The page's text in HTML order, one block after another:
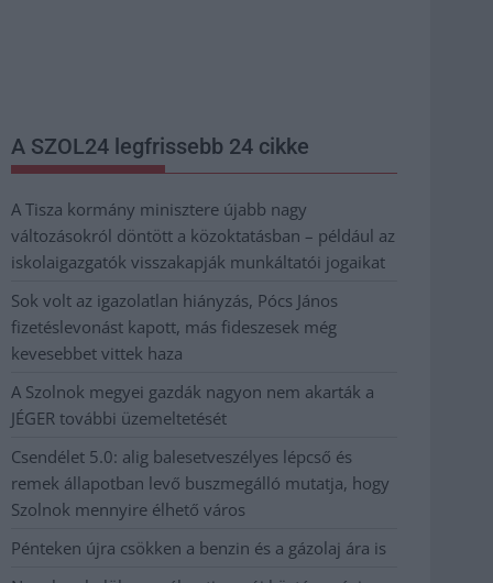
A SZOL24 legfrissebb 24 cikke
A Tisza kormány minisztere újabb nagy
változásokról döntött a közoktatásban – például az
iskolaigazgatók visszakapják munkáltatói jogaikat
Sok volt az igazolatlan hiányzás, Pócs János
fizetéslevonást kapott, más fideszesek még
kevesebbet vittek haza
A Szolnok megyei gazdák nagyon nem akarták a
JÉGER további üzemeltetését
Csendélet 5.0: alig balesetveszélyes lépcső és
remek állapotban levő buszmegálló mutatja, hogy
Szolnok mennyire élhető város
Pénteken újra csökken a benzin és a gázolaj ára is